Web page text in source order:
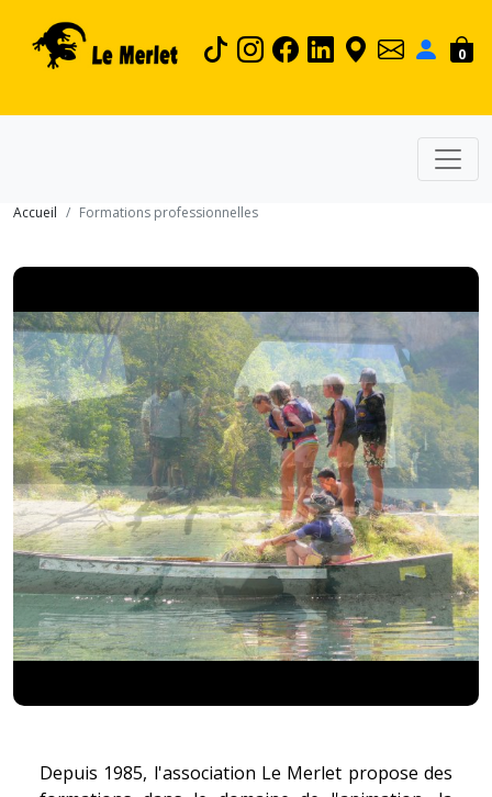
0
Accueil Formations professionnelles
Depuis 1985, l'association Le Merlet propose des